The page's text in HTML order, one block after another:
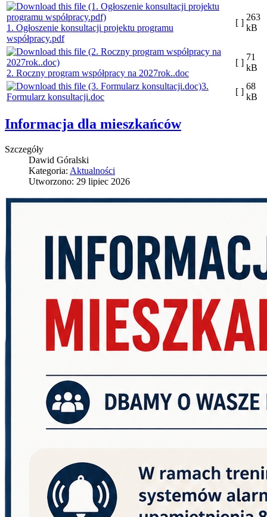
1. Ogłoszenie konsultacji projektu programu
współpracy.pdf
[ ]
263
kB
2. Roczny program współpracy na 2027rok..doc
[ ]
71
kB
3.
Formularz konsultacji.doc
[ ]
68
kB
Informacja dla mieszkańców
Szczegóły
Dawid Góralski
Kategoria: Aktualności
Utworzono: 29 lipiec 2026